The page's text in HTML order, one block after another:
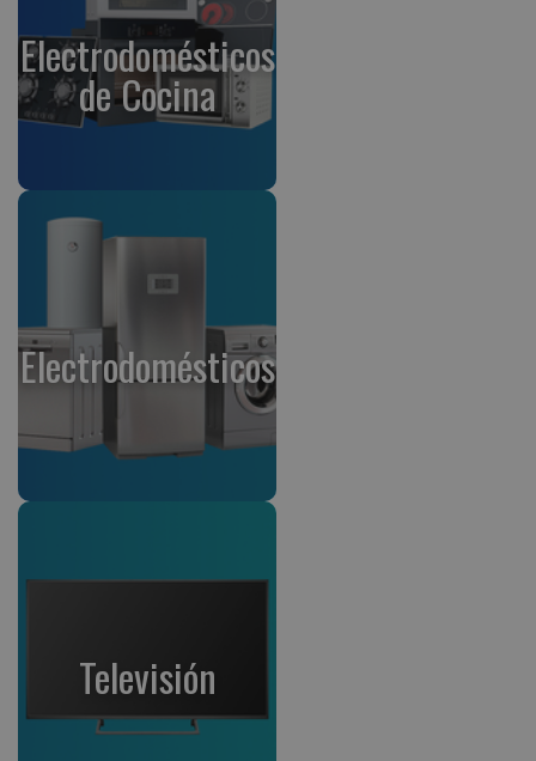
Electrodomésticos
de Cocina
Electrodomésticos
Televisión